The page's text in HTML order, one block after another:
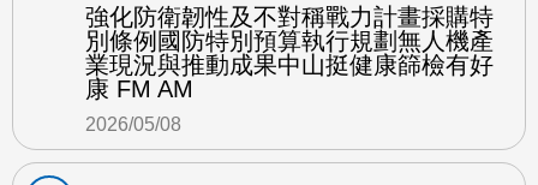
強化防衛韌性及不對稱戰力計畫採購特
別條例國防特別預算執行規劃無人機產
業現況與推動成果中山挺健康篩檢有好
康 FM AM
2026/05/08